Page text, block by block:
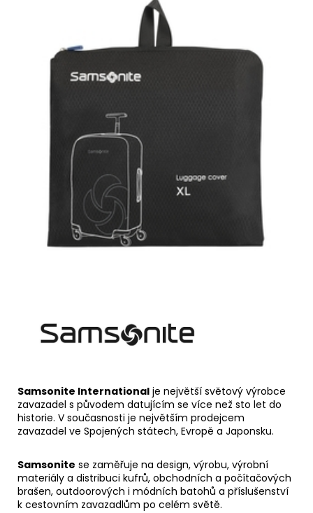
Samsonite International je největší světový výrobce
zavazadel s původem datujícím se více než sto let do
historie. V současnosti je největším prodejcem
zavazadel ve Spojených státech, Evropě a Japonsku.
Samsonite se zaměřuje na design, výrobu, výrobní
materiály a distribuci kufrů, obchodních a počítačových
brašen, outdoorových i módních batohů a příslušenství
k cestovním zavazadlům po celém světě.